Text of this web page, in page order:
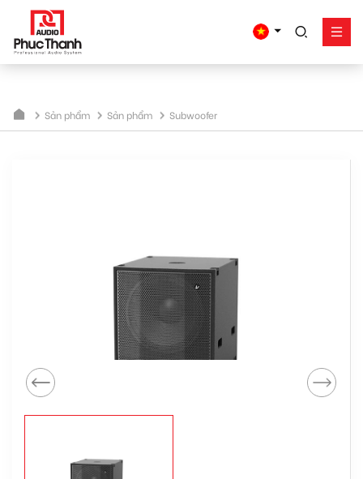
google-site-
verification=yz2nPeAgpmlr59pferIuX8UyGk4jogeTFsPvrVpGyHo
0838558833
Email:
Sản phẩm Sản phẩm Subwoofer